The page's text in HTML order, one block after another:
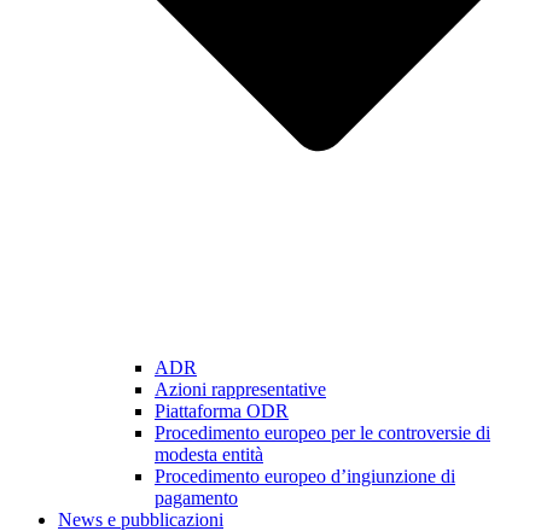
ADR
Azioni rappresentative
Piattaforma ODR
Procedimento europeo per le controversie di
modesta entità
Procedimento europeo d’ingiunzione di
pagamento
News e pubblicazioni